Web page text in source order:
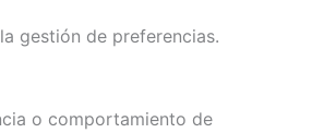
gestión de preferencias.
o comportamiento de